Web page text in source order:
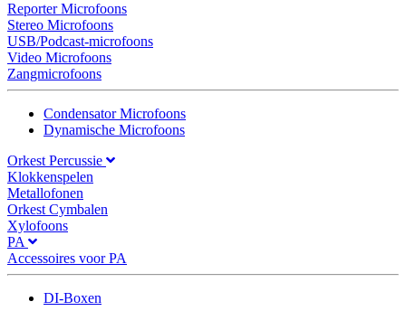
Reporter Microfoons
Stereo Microfoons
USB/Podcast-microfoons
Video Microfoons
Zangmicrofoons
Condensator Microfoons
Dynamische Microfoons
Orkest Percussie
Klokkenspelen
Metallofonen
Orkest Cymbalen
Xylofoons
PA
Accessoires voor PA
DI-Boxen